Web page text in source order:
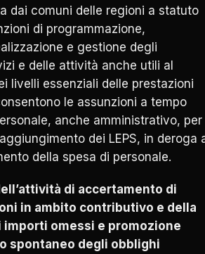
dai comuni delle regioni a statuto
di programmazione,
e gestione degli
e delle attività anche utili al
livelli essenziali delle prestazioni
le assunzioni a tempo
anche amministrativo, per
dei LEPS, in deroga
della spesa di personale.
di accertamento di
in ambito contributivo e della
omessi e promozione
spontaneo degli obblighi